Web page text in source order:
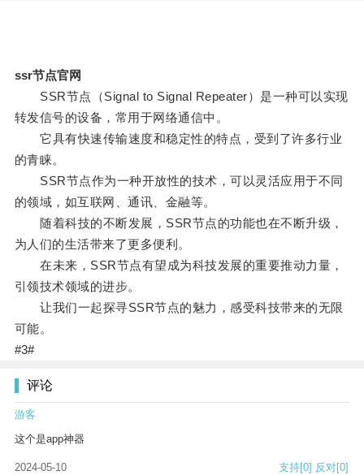
ssr节点官网
SSR节点（Signal to Signal Repeater）是一种可以实现
转发信号的设备，常用于网络通信中。
它具有快速传输速度和稳定性的特点，受到了许多行业
的青睐。
SSR节点作为一种开放性的技术，可以灵活应用于不同
的领域，如互联网、通讯、金融等。
随着科技的不断发展，SSR节点的功能也在不断升级，
为人们的生活带来了更多便利。
在未来，SSR节点有望成为科技发展的重要推动力量，
引领技术领域的进步。
让我们一起探寻SSR节点的魅力，感受科技带来的无限
可能。
#3#
评论
游客
这个是app神器
2024-05-10 支持[0] 反对[0]